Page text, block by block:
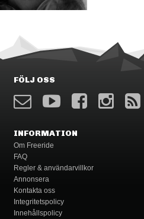
FÖLJ OSS
INFORMATION
Om Freeride
FAQ
Regler & användarvillkor
Annonsera
Kontakta oss
Integritetspolicy
Innehållspolicy